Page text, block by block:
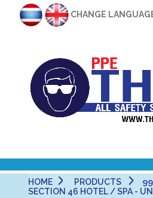
CHANGE
HOME PRODUCTS
SECTION 46 HOTEL / SPA -